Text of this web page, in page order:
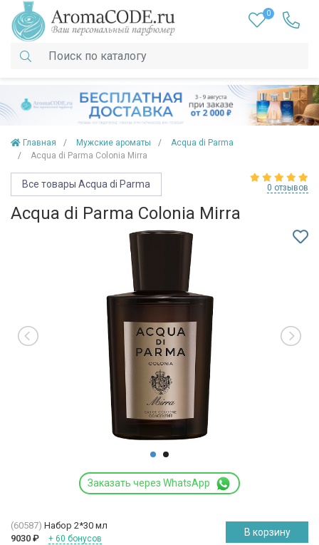
0
Главная Мужские ароматы
Acqua di Parma
Acqua di Parma Colonia Mirra
Все товары Acqua di Parma 0 отзывов
Acqua di Parma Colonia Mirra
Заказать через WhatsApp
(60587) Набор 2*30 мл
9030 ₽ + 60 бонусов
В корзину